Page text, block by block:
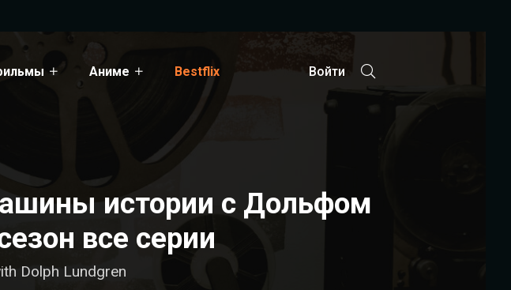
Аниме Bestflix Войти
истории с Дольфом
все серии
Dolph Lundgren